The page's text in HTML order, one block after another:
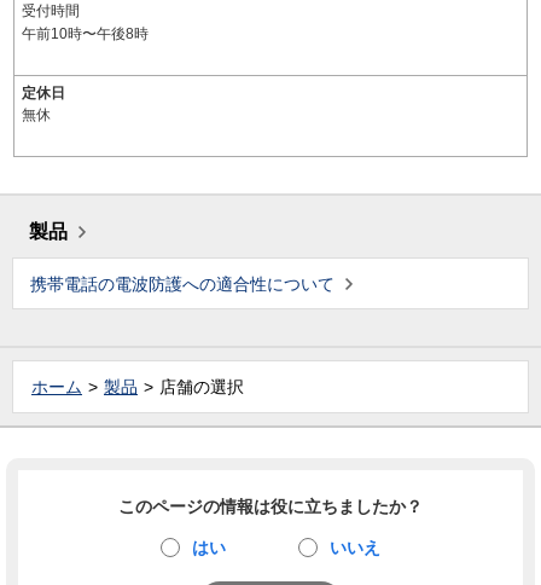
受付時間
午前10時〜午後8時
定休日
無休
製品
携帯電話の電波防護への適合性について
ホーム 製品 店舗の選択
このページの情報は役に立ちましたか？
はい いいえ